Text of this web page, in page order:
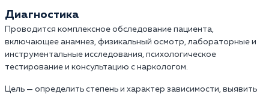
Диагностика
Проводится комплексное обследование пациента,
включающее анамнез, физикальный осмотр, лабораторные и
инструментальные исследования, психологическое
тестирование и консультацию с наркологом.
Цель — определить степень и характер зависимости, выявить